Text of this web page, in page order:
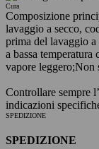
Cura
Composizione
lavaggio a secco,
prima del lavaggio a
a bassa
vapore leggero;Non
Controllare sempre
indicazioni
SPEDIZIONE
SPEDIZIONE